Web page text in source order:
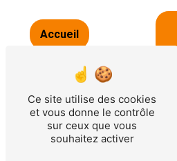
Accueil
Ce site utilise des cookies
et vous donne le contrôle
sur ceux que vous
souhaitez activer